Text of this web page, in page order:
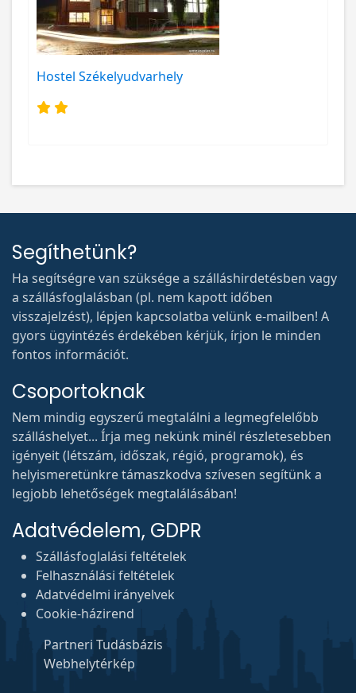
Hostel Székelyudvarhely
Segíthetünk?
Ha segítségre van szüksége a szálláshirdetésben vagy
a szállásfoglalásban (pl. nem kapott időben
visszajelzést), lépjen kapcsolatba velünk e-mailben! A
gyors ügyintézés érdekében kérjük, írjon le minden
fontos információt.
Csoportoknak
Nem mindig egyszerű megtalálni a legmegfelelőbb
szálláshelyet... Írja meg nekünk minél részletesebben
igényeit (létszám, időszak, régió, programok), és
helyismeretünkre támaszkodva szívesen segítünk a
legjobb lehetőségek megtalálásában!
Adatvédelem, GDPR
Szállásfoglalási feltételek
Felhasználási feltételek
Adatvédelmi irányelvek
Cookie-házirend
Partneri Tudásbázis
Webhelytérkép